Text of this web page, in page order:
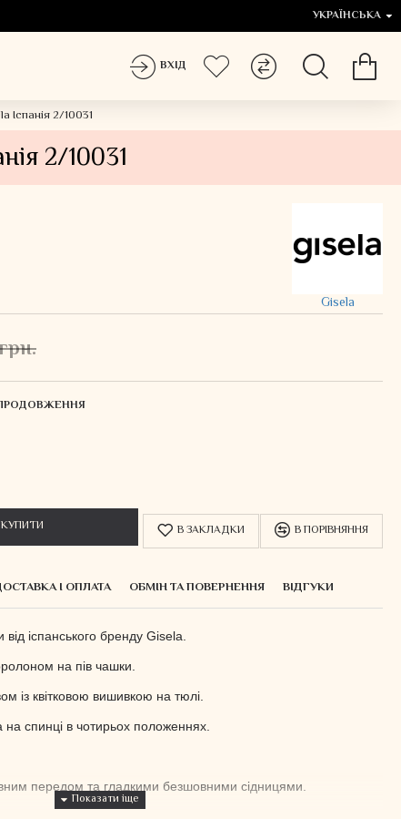
УКРАЇНСЬКА
ВХІД
Іспанія 2/10031
2/10031
Gisela
ПРОДОВЖЕННЯ
КУПИТИ В ЗАКЛАДКИ В ПОРІВНЯННЯ
І ОПЛАТА ОБМІН ТА ПОВЕРНЕННЯ ВІДГУКИ
іспанського бренду Gisela.
на пів чашки.
із квітковою вишивкою на тюлі.
на спинці в чотирьох положеннях.
передом та гладкими безшовними сідницями.